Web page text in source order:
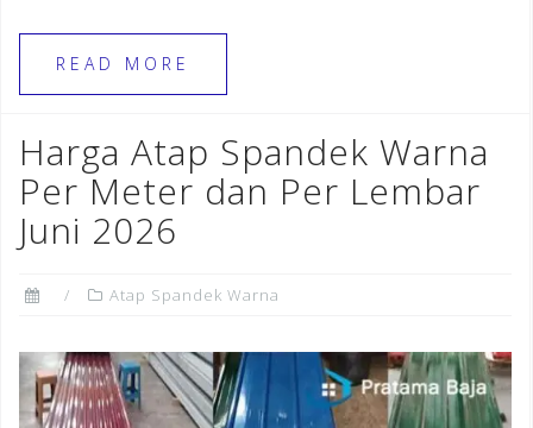
c
e
b
o
o
k
e
gr
a
m
te
e
st
READ MORE
Harga Atap Spandek Warna
Per Meter dan Per Lembar
Juni 2026
Atap Spandek Warna